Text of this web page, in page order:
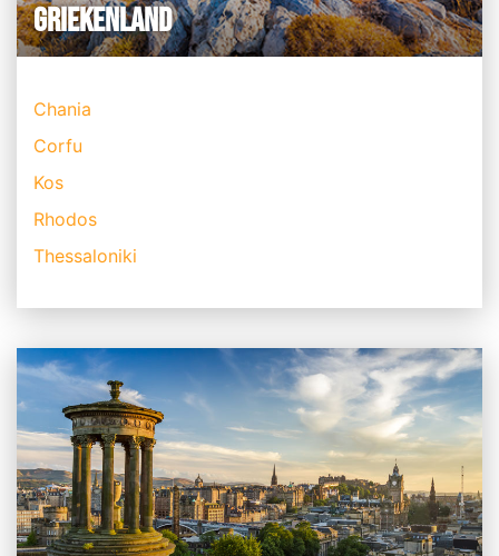
GRIEKENLAND
Chania
Corfu
Kos
Rhodos
Thessaloniki